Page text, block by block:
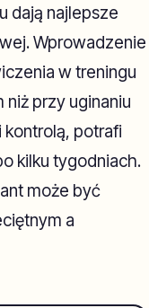
dają najlepsze
Wprowadzenie
w treningu
niż przy uginaniu
potrafi
kilku tygodniach.
może być
a